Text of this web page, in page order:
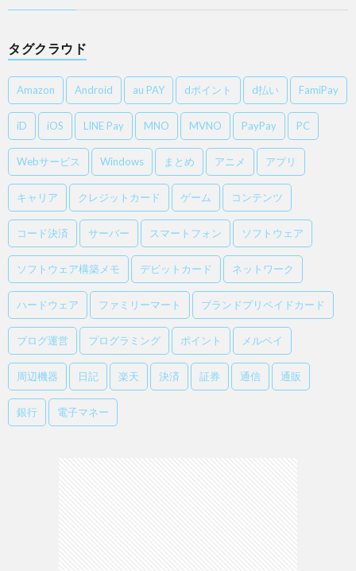
タグクラウド
Amazon Android au PAY dポイント d払い FamiPay
iD iOS LINE Pay MNO MVNO PayPay PC
Webサービス Windows まとめ アニメ アプリ
キャリア クレジットカード ゲーム コンテンツ
コード決済 サーバー スマートフォン ソフトウェア
ソフトウェア構築メモ デビットカード ネットワーク
ハードウェア ファミリーマート ブランドプリペイドカード
ブログ運営 プログラミング ポイント メルペイ
周辺機器 日記 楽天 決済 証券 通信 通販
銀行 電子マネー